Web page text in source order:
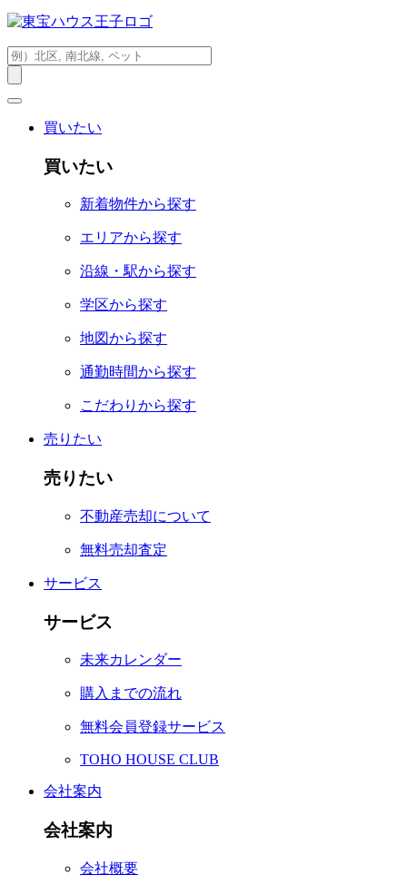
買いたい
買いたい
新着物件から探す
エリアから探す
沿線・駅から探す
学区から探す
地図から探す
通勤時間から探す
こだわりから探す
売りたい
売りたい
不動産売却について
無料売却査定
サービス
サービス
未来カレンダー
購入までの流れ
無料会員登録サービス
TOHO HOUSE CLUB
会社案内
会社案内
会社概要